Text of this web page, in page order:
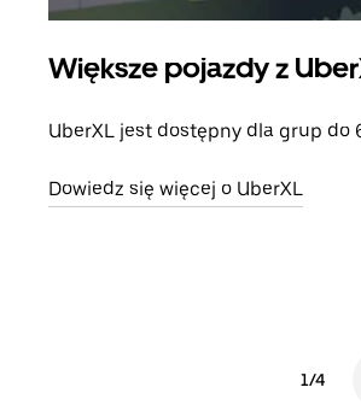
Większe pojazdy z
UberXL jest dostępny dla grup do
Dowiedz się więcej o UberXL
1/4